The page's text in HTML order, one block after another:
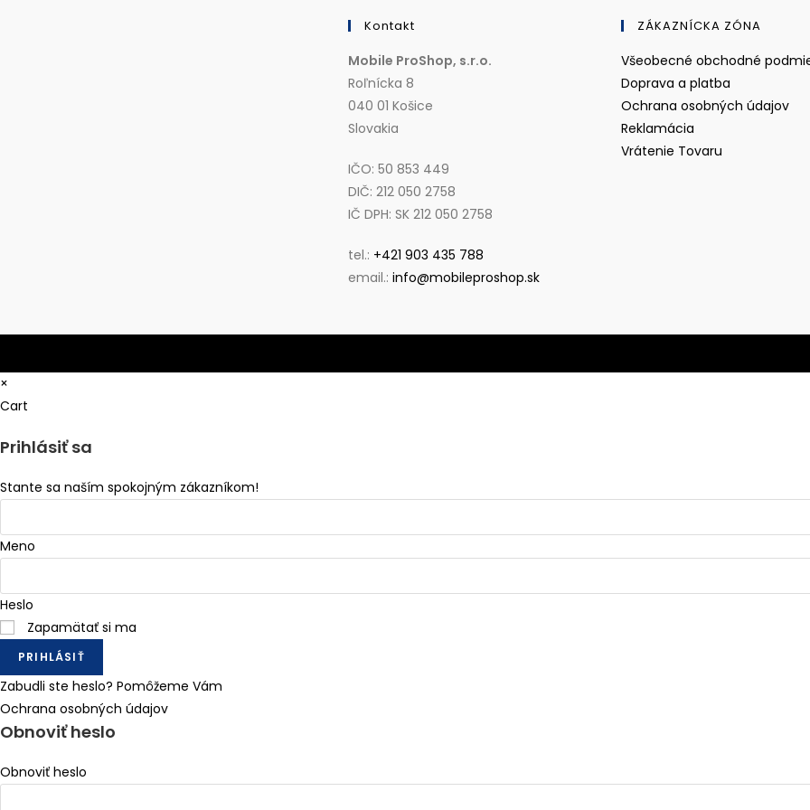
Kontakt
Mobile ProShop, s.r.o.
Roľnícka 8
040 01 Košice
Slovakia
IČO: 50 853 449
DIČ: 212 050 2758
IČ DPH: SK 212 050 2758
tel.: +421 903 435 788
email.: info@mobileproshop.sk
ZÁKAZNÍCKA ZÓNA
Všeobecné obchodné
Doprava a platbaOpens
in
Ochrana osobných údajov
ReklamáciaOpens
in
Vrátenie TovaruOpens
×
Cart
Prihlásiť sa
Stante sa naším spokojným zákazníkom!
Meno
Heslo
Zapamätať si ma
PRIHLÁSIŤ
Zabudli ste heslo? Pomôžeme Vám
Ochrana osobných údajov
Obnoviť heslo
Obnoviť heslo